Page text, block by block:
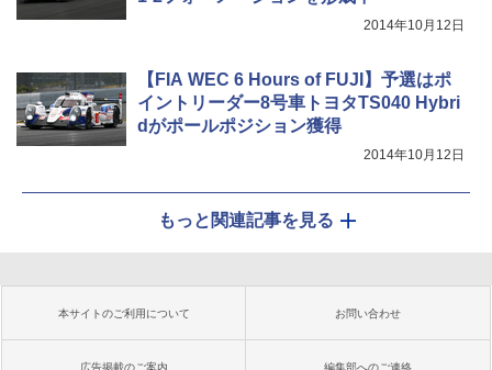
2014年10月12日
【FIA WEC 6 Hours of FUJI】予選はポ
イントリーダー8号車トヨタTS040 Hybri
dがポールポジション獲得
2014年10月12日
もっと関連記事を見る
本サイトのご利用について お問い合わせ
広告掲載のご案内 編集部へのご連絡